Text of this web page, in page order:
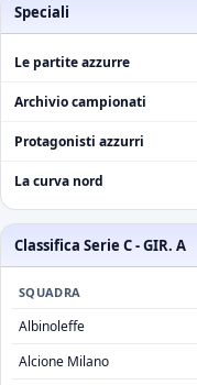
Speciali
Le partite azzurre
Archivio campionati
Protagonisti azzurri
La curva nord
Classifica Serie C - GIR. A
SQUADRA
Albinoleffe
Alcione Milano